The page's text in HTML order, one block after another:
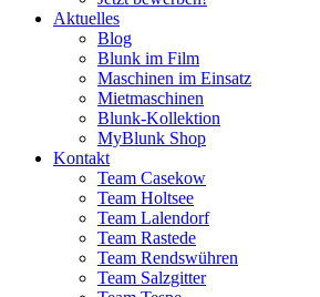
Aktuelles
Blog
Blunk im Film
Maschinen im Einsatz
Mietmaschinen
Blunk-Kollektion
MyBlunk Shop
Kontakt
Team Casekow
Team Holtsee
Team Lalendorf
Team Rastede
Team Rendswühren
Team Salzgitter